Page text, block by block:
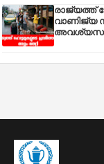
രാജ്യത്ത്
വാണിജ്യ